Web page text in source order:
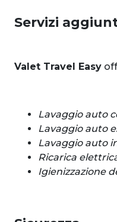
Servizi
Valet Travel Easy
Lavaggio auto
Lavaggio auto
Lavaggio auto
Ricarica
Igienizzazione